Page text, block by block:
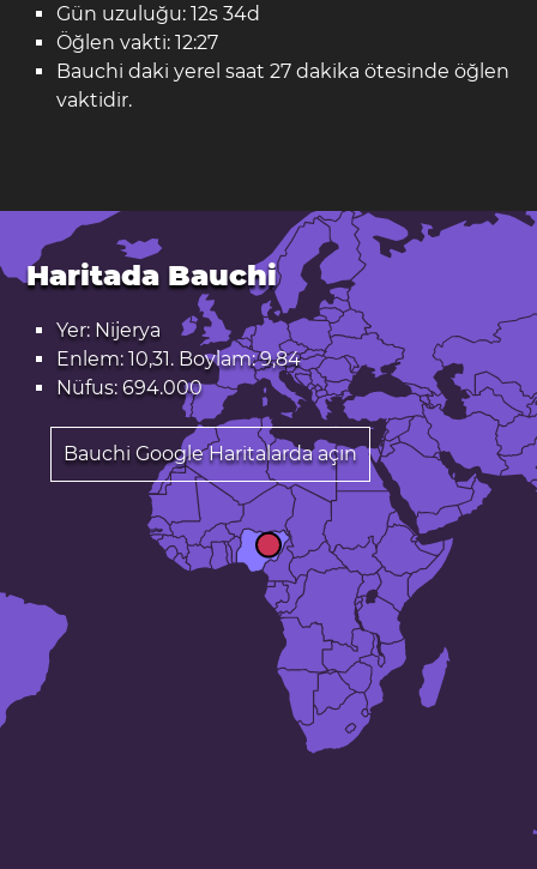
Gün uzuluğu: 12s 34d
Öğlen vakti: 12:27
Bauchi daki yerel saat 27 dakika ötesinde öğlen
vaktidir.
Haritada Bauchi
Yer: Nijerya
Enlem: 10,31. Boylam: 9,84
Nüfus: 694.000
Bauchi Google Haritalarda açın